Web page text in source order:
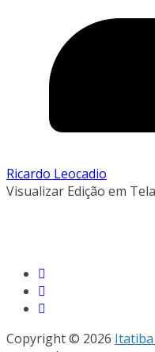
Ricardo Leocadio
Visualizar Edição em
Copyright © 2026